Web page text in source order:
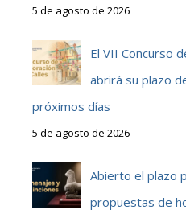
5 de agosto de 2026
El VII Concurso
abrirá su plazo
próximos días
5 de agosto de 2026
Abierto el plazo
propuestas de